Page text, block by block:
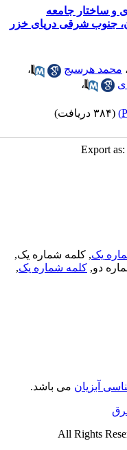
و ساختار جامعه
جنوب شرقی دریای خزر
هرسیج
،
،
(۳۸۴ دریافت)
Export
یک, کلمه شماره یک,
دو,کلمه شماره یک,
آبزیانمی باشد.